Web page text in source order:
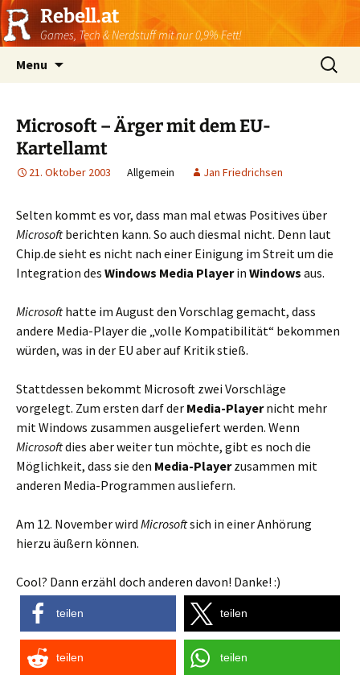
Rebell.at
Games, Tech & Nerdstuff mit nur 0,9% Fett!
Menu
Suchen
nach:
Microsoft – Ärger mit dem EU-
Kartellamt
21. Oktober 2003 Allgemein Jan Friedrichsen
Selten kommt es vor, dass man mal etwas Positives über
Microsoftberichten kann. So auch diesmal nicht. Denn laut
Chip.de sieht es nicht nach einer Einigung im Streit um die
Integration des Windows Media Playerin Windows aus.
Microsofthatte im August den Vorschlag gemacht, dass
andere Media-Player die „volle Kompatibilität“ bekommen
würden, was in der EU aber auf Kritik stieß.
Stattdessen bekommt Microsoft zwei Vorschläge
vorgelegt. Zum ersten darf der Media-Playernicht mehr
mit Windows zusammen ausgeliefert werden. Wenn
Microsoftdies aber weiter tun möchte, gibt es noch die
Möglichkeit, dass sie den Media-Playerzusammen mit
anderen Media-Programmen ausliefern.
Am 12. November wird Microsoftsich in einer Anhörung
hierzu äußern können.
Cool? Dann erzähl doch anderen davon! Danke! :)
teilen teilen
teilen teilen